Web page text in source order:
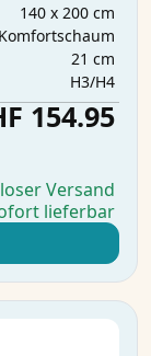
140 x 200 cm
Komfortschaum
21 cm
H3/H4
154.95
Versand
lieferbar